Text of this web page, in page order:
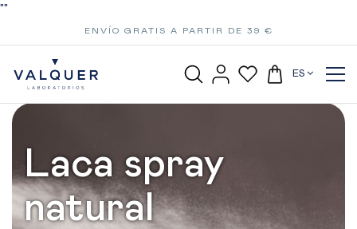
""
ENVÍO GRATIS A PARTIR DE 39 €
ES
Laca spray
natural